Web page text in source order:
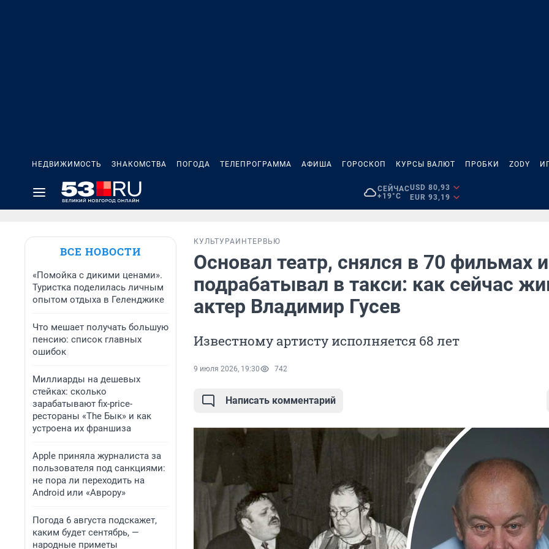
НЕДВИЖИМОСТЬ ЗНАКОМСТВА ПОГОДА ТЕЛЕПРОГРАММА АФИША ГОРОСКОП КУРСЫ ВАЛЮТ ПРОБКИ ZODY
СЕЙЧАС
+19°C
USD 80,93
EUR 93,19
ВСЕ НОВОСТИ
«Помойка с дикими ценами».
Туристка поделилась личным
опытом отдыха в Геленджике
Что мешает получать большую
пенсию: список главных
ошибок
Миллиарды на дешевых
стейках: сколько
зарабатывают fix-price-
рестораны «The Бык» и как
устроена их франшиза
Apple приняла журналиста за
пользователя под санкциями:
не пора ли переходить на
Android или «Аврору»
Погода 6 августа подскажет,
каким будет сентябрь, —
народные приметы
КУЛЬТУРА ИНТЕРВЬЮ
Основал театр, снялся в 70 фильмах и
подрабатывал в такси: как сейчас
актер Владимир Гусев
Известному артисту исполняется 68 лет
9 июля 2026, 19:30 742
Написать комментарий